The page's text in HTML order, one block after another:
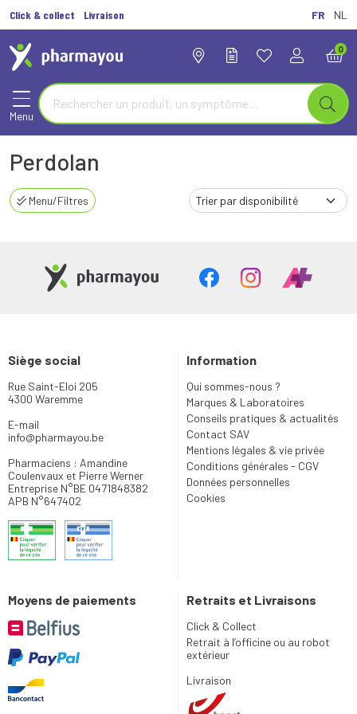
Click & collect Livraison FR NL
0
Menu
Perdolan
Menu/Filtres
Siège social
Rue Saint-Eloi 205
4300 Waremme
E-mail
info@pharmayou.be
Pharmaciens : Amandine
Coulenvaux et Pierre Werner
Entreprise N°BE 0471848382
APB N°647402
Information
Qui sommes-nous ?
Marques & Laboratoires
Conseils pratiques & actualités
Contact SAV
Mentions légales & vie privée
Conditions générales - CGV
Données personnelles
Cookies
Moyens de paiements Retraits et Livraisons
Click & Collect
Retrait à l’officine ou au robot
extérieur
Livraison